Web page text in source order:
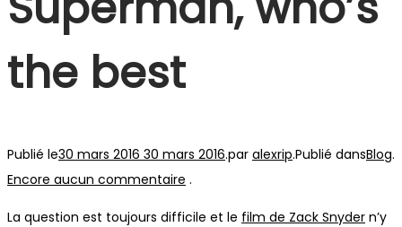
the best
Publié le30 mars 2016 30 mars 2016.par alexrip.Publié dansBlog.
Encore aucun commentaire .
La question est toujours difficile et le film de Zack Snyder n’y